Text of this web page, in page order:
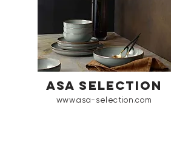
ASA SELECTION
www.asa-selection.com